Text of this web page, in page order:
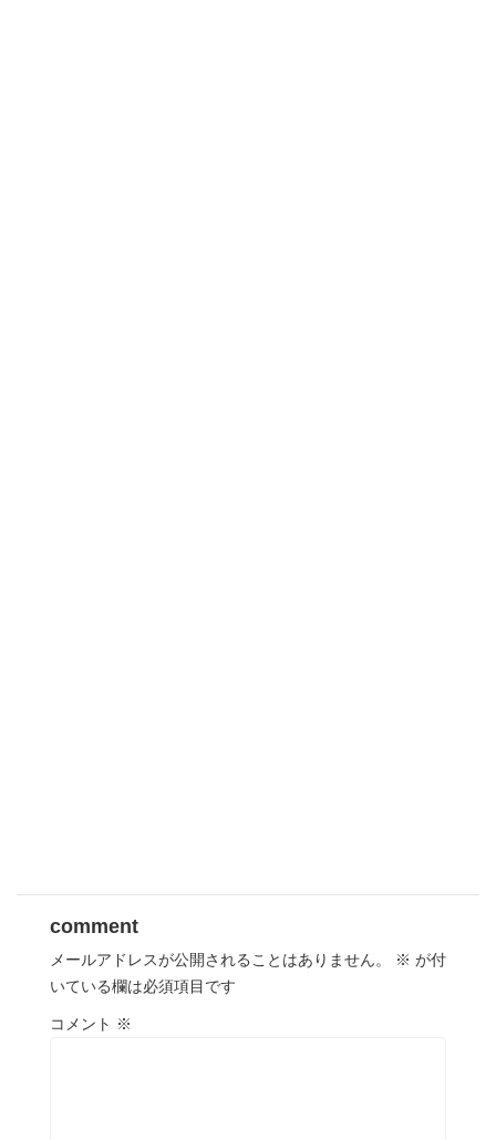
comment
メールアドレスが公開されることはありません。 ※ が付
いている欄は必須項目です
コメント ※